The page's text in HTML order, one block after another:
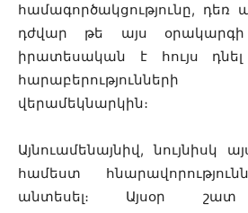
համագործակցությունը, դեռ
դժվար թե այս օրակարգի
իրատեսական է հույս
վերամեկնարկին։
Այնուամենայնիվ, նույնիսկ
համեստ
անտեսել։ Այսօր շատ